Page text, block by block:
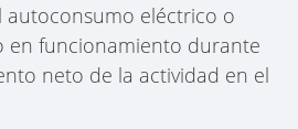
autoconsumo eléctrico o
en funcionamiento durante
neto de la actividad en el